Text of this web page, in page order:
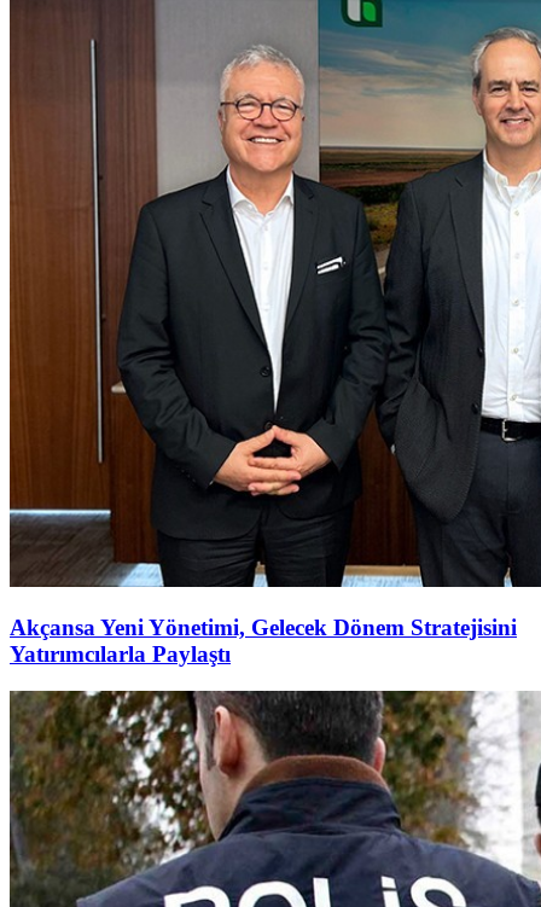
Akçansa Yeni Yönetimi, Gelecek Dönem Stratejisini
Yatırımcılarla Paylaştı